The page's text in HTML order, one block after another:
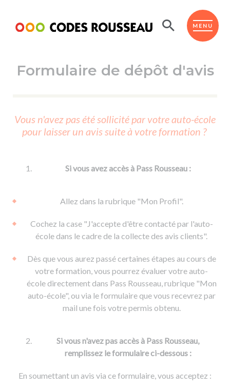
MENU
ESPACE ÉLÈVE
Code de la route
Passer l'ASSR
Réviser le code
Passer l'ETM
Permis voiture
Permis remorque
Permis & handicap
d'apprentissage
De la conduite en voiture
De la conduite à moto
Voir tous les supports
Formations pro.
Permis poids lourd
Formation FCO
Formation CACES
Devenir enseignant de la conduite
Ressources
Formulaire de dépôt d'avis
Vous n'avez pas été sollicité par votre auto-école
pour laisser un avis suite à votre formation ?
Si vous avez accès à Pass Rousseau :
Allez dans la rubrique "Mon Profil".
Cochez la case "J'accepte d'être contacté par l'auto-
école dans le cadre de la collecte des avis clients".
Dès que vous aurez passé certaines étapes au cours de
votre formation, vous pourrez évaluer votre auto-
école directement dans Pass Rousseau, rubrique "Mon
auto-école", ou via le formulaire que vous recevrez par
mail une fois votre permis obtenu.
Si vous n'avez pas accès à Pass Rousseau,
remplissez le formulaire ci-dessous :
En soumettant un avis via ce formulaire, vous acceptez :